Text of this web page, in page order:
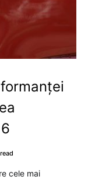
cele mai